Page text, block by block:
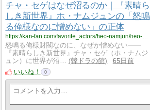
チャ・セゲはなぜ沼るのか｜『素晴ら
しき新世界』ホ・ナムジュンの「怒鳴
る俺様なのに憎めない」の正体
https://kan-fan.com/favorite_actors/heo-namjun/heo-namjun_cha-sege.html
怒鳴る俺様財閥なのに、なぜか憎めない——
『素晴らしき新世界』チャ・セゲ（ホ・ナムジ
ュン）に世界が沼…
韓ドラの館
65日前
いいね！
0